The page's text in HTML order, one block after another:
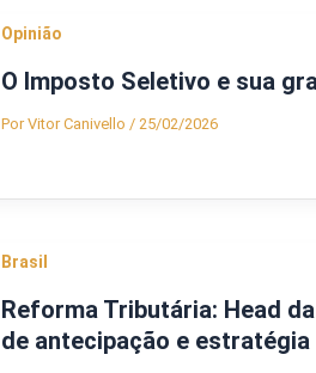
Opinião
O Imposto Seletivo e sua
PorVitor Canivello / 25/02/2026
Brasil
Reforma Tributária: Head
de antecipação e estratégia